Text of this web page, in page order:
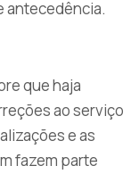
antecedência.
que haja
ao serviço
e as
fazem parte